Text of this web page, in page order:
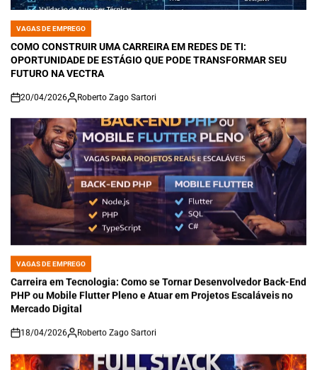
POSTED
IN
VAGAS DE EMPREGO
COMO CONSTRUIR UMA CARREIRA EM REDES DE TI:
OPORTUNIDADE DE ESTÁGIO QUE PODE TRANSFORMAR SEU
FUTURO NA VECTRA
on
20/04/2026 Roberto Zago Sartori
POSTED
IN
VAGAS DE EMPREGO
Carreira em Tecnologia: Como se Tornar Desenvolvedor Back-End
PHP ou Mobile Flutter Pleno e Atuar em Projetos Escaláveis no
Mercado Digital
on
18/04/2026 Roberto Zago Sartori